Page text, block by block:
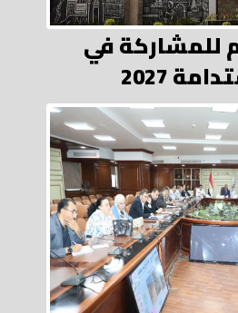
للمشاركة في
2027